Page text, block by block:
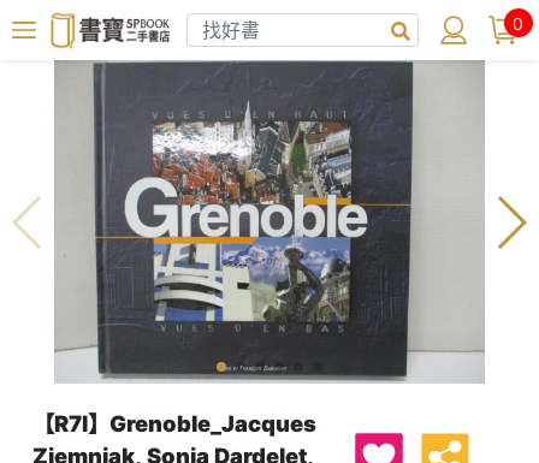
0
【R7I】Grenoble_Jacques
Ziemniak, Sonia Dardelet,